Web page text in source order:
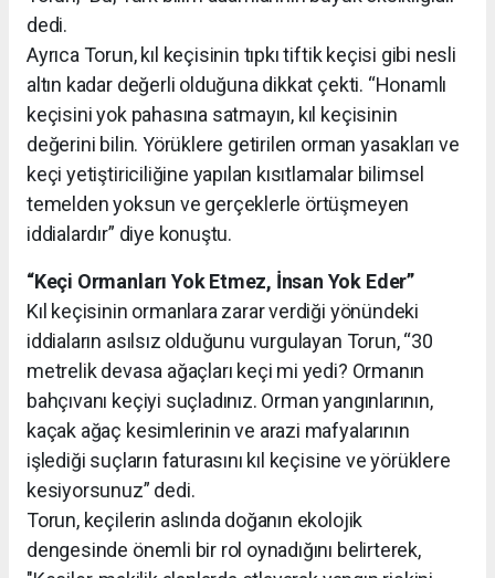
dedi.
Ayrıca Torun, kıl keçisinin tıpkı tiftik keçisi gibi nesli
altın kadar değerli olduğuna dikkat çekti. “Honamlı
keçisini yok pahasına satmayın, kıl keçisinin
değerini bilin. Yörüklere getirilen orman yasakları ve
keçi yetiştiriciliğine yapılan kısıtlamalar bilimsel
temelden yoksun ve gerçeklerle örtüşmeyen
iddialardır” diye konuştu.
“Keçi Ormanları Yok Etmez, İnsan Yok Eder”
Kıl keçisinin ormanlara zarar verdiği yönündeki
iddiaların asılsız olduğunu vurgulayan Torun, “30
metrelik devasa ağaçları keçi mi yedi? Ormanın
bahçıvanı keçiyi suçladınız. Orman yangınlarının,
kaçak ağaç kesimlerinin ve arazi mafyalarının
işlediği suçların faturasını kıl keçisine ve yörüklere
kesiyorsunuz” dedi.
Torun, keçilerin aslında doğanın ekolojik
dengesinde önemli bir rol oynadığını belirterek,